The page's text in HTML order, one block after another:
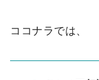
ココナラでは、